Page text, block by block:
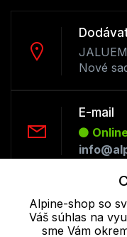
Nové
E-mail
+421
Alpine-shop so
Váš súhlas na
sme Vám